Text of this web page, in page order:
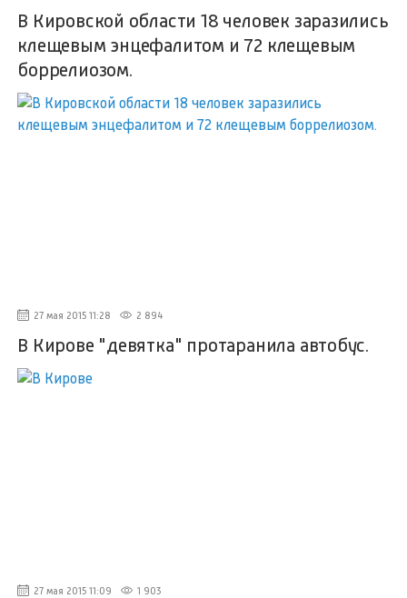
В Кировской области 18 человек заразились
клещевым энцефалитом и 72 клещевым
боррелиозом.
27 мая 2015 11:28 2 894
В Кирове "девятка" протаранила автобус.
27 мая 2015 11:09 1 903